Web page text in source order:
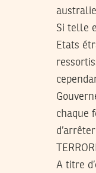
Si telle
Etats
chaque
A titre